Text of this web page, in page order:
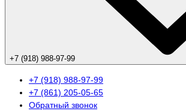
+7 (918) 988-97-99
+7 (918) 988-97-99
+7 (861) 205-05-65
Обратный звонок